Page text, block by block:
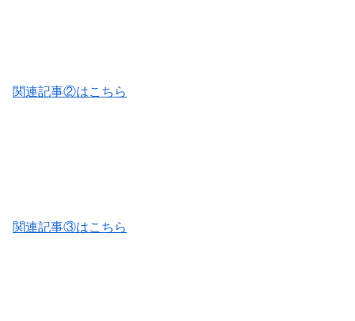
関連記事②はこちら
関連記事③はこちら